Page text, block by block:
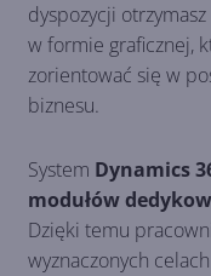
dyspozycji
w formie graficznej,
zorientować się w
biznesu.
System Dynamics
modułów
Dzięki temu
wyznaczonych